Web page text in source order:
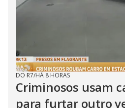
DO R7/HÁ 8 HORAS
Criminosos usam
para furtar outro